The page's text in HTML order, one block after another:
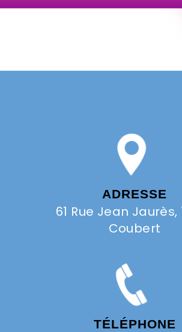
ADRESSE
61 Rue Jean Jaurès,
Coubert
TÉLÉPHONE